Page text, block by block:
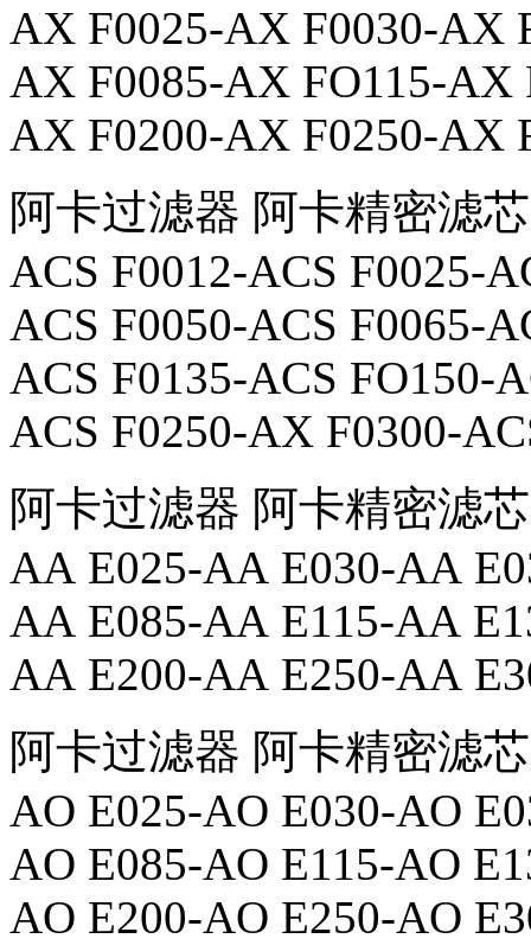
AX F0025-AX F0030-AX
AX F0085-AX FO115-AX
AX F0200-AX F0250-AX
阿卡过滤器 阿卡精密滤
ACS F0012-ACS F0025-
ACS F0050-ACS F0065-
ACS F0135-ACS FO150-
ACS F0250-AX F0300-
阿卡过滤器 阿卡精密滤
AA E025-AA E030-AA
AA E085-AA E115-AA
AA E200-AA E250-AA
阿卡过滤器 阿卡精密滤
AO E025-AO E030-AO
AO E085-AO E115-AO
AO E200-AO E250-AO